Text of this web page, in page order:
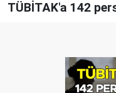
TÜBİTAK'a 142